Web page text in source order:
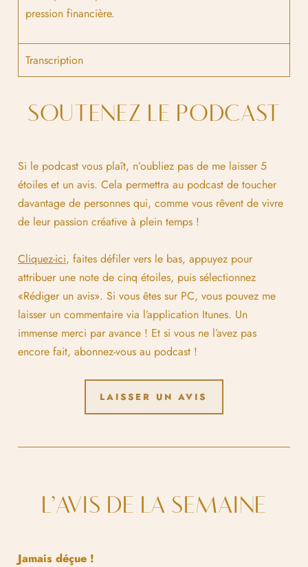
pression financière.
Transcription
SOUTENEZ LE PODCAST
Si le podcast vous plaît, n’oubliez pas de me laisser 5
étoiles et un avis. Cela permettra au podcast de toucher
davantage de personnes qui, comme vous rêvent de vivre
de leur passion créative à plein temps !
Cliquez-ici, faites défiler vers le bas, appuyez pour
attribuer une note de cinq étoiles, puis sélectionnez
«Rédiger un avis». Si vous êtes sur PC, vous pouvez me
laisser un commentaire via l’application Itunes. Un
immense merci par avance ! Et si vous ne l’avez pas
encore fait, abonnez-vous au podcast !
LAISSER UN AVIS
L’AVIS DE LA SEMAINE
Jamais déçue !